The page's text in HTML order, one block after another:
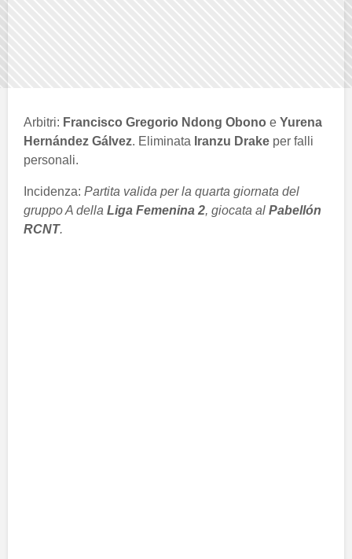
Arbitri: Francisco Gregorio Ndong Obono e Yurena
Hernández Gálvez. Eliminata Iranzu Drake per falli
personali.
Incidenza: Partita valida per la quarta giornata del
gruppo A della Liga Femenina 2, giocata al Pabellón
RCNT.